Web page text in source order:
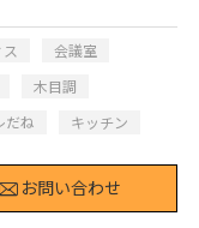
会議室
木目調
だね キッチン
お問い合わせ